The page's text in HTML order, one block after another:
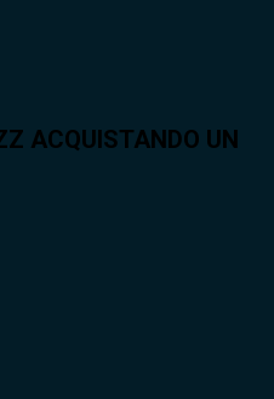
ACQUISTANDO UN